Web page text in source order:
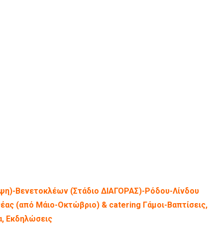
Βενετοκλέων (Στάδιο ΔΙΑΓΟΡΑΣ)-Ρόδου-Λίνδου
(από Μάιο-Οκτώβριο) & catering Γάμοι-Βαπτίσεις,
Εκδηλώσεις